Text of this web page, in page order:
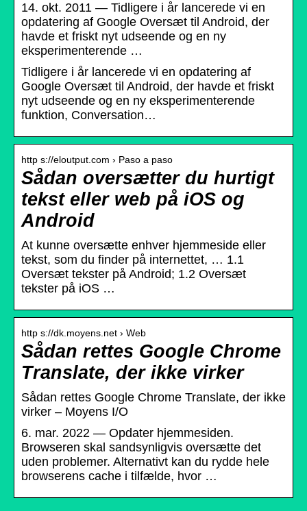
14. okt. 2011 — Tidligere i år lancerede vi en
opdatering af Google Oversæt til Android, der
havde et friskt nyt udseende og en ny
eksperimenterende …
Tidligere i år lancerede vi en opdatering af
Google Oversæt til Android, der havde et friskt
nyt udseende og en ny eksperimenterende
funktion, Conversation…
http s://eloutput.com › Paso a paso
Sådan oversætter du hurtigt
tekst eller web på iOS og
Android
At kunne oversætte enhver hjemmeside eller
tekst, som du finder på internettet, … 1.1
Oversæt tekster på Android; 1.2 Oversæt
tekster på iOS …
http s://dk.moyens.net › Web
Sådan rettes Google Chrome
Translate, der ikke virker
Sådan rettes Google Chrome Translate, der ikke
virker – Moyens I/O
6. mar. 2022 — Opdater hjemmesiden.
Browseren skal sandsynligvis oversætte det
uden problemer. Alternativt kan du rydde hele
browserens cache i tilfælde, hvor …